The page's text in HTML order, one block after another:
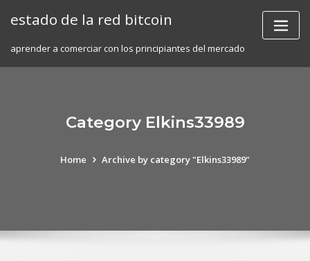
estado de la red bitcoin
aprender a comerciar con los principiantes del mercado
Category Elkins33989
Home Archive by category "Elkins33989"